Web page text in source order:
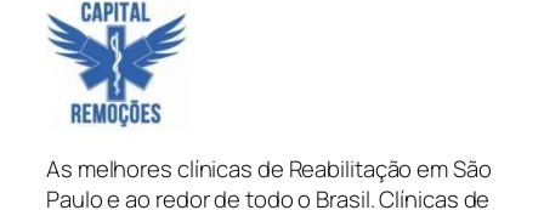
As melhores clínicas de Reabilitação em São
Paulo e ao redor de todo o Brasil. Clínicas de